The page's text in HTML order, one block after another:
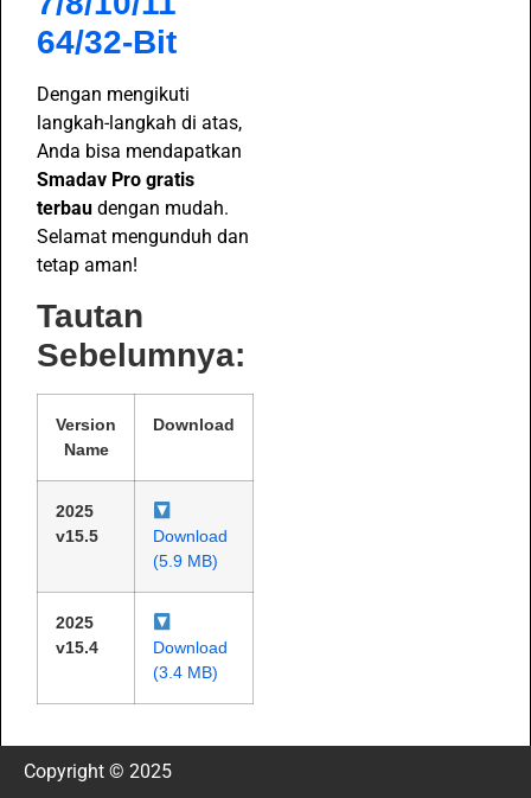
64/32-Bit
Dengan mengikuti
langkah-langkah di atas,
Anda bisa mendapatkan
Smadav Pro gratis
terbau dengan mudah.
Selamat mengunduh dan
tetap aman!
Tautan
Sebelumnya:
Version
Name
Download
2025
v15.5
Download
(5.9 MB)
2025
v15.4
Download
(3.4 MB)
Copyright © 2025